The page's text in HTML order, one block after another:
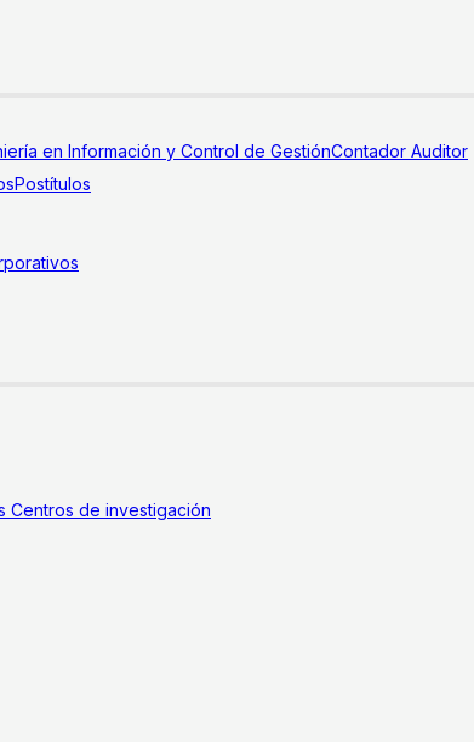
en Información y Control de GestiónContador Auditor
Postítulos
Centros de investigación